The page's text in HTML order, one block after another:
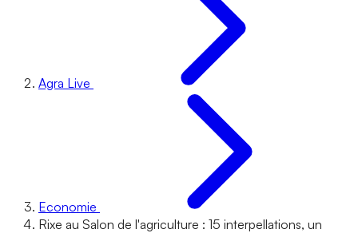
Agra Live
Economie
Rixe au Salon de l'agriculture : 15 interpellations, un